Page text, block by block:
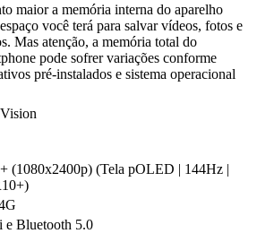
maior a memória interna do aparelho
você terá para salvar vídeos, fotos e
Mas atenção, a memória total do
pode sofrer variações conforme
pré-instalados e sistema operacional
(1080x2400p) (Tela pOLED | 144Hz |
e Bluetooth 5.0